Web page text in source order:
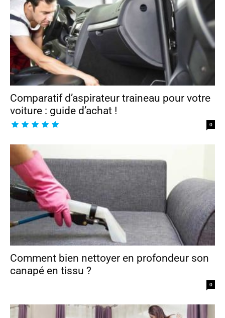
Comparatif d’aspirateur traineau pour votre
voiture : guide d’achat !
0
Comment bien nettoyer en profondeur son
canapé en tissu ?
0